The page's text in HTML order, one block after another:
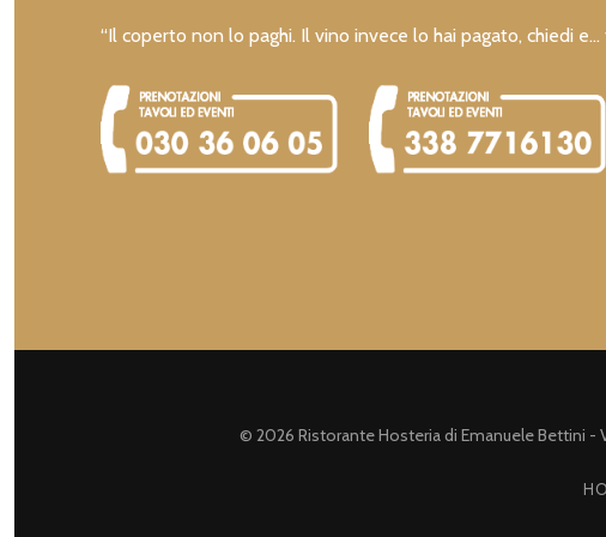
“Il coperto non lo paghi. Il vino invece lo hai pagato, chiedi e…
© 2026 Ristorante Hosteria di Emanuele Bettini -